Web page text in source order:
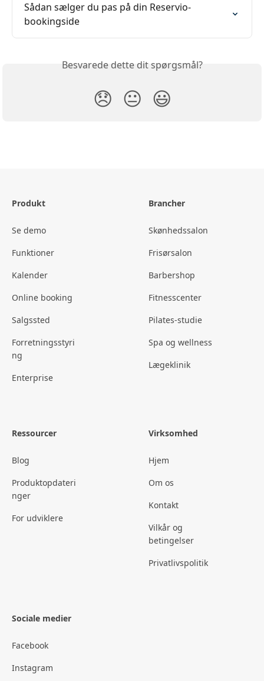
Sådan sælger du pas på din Reservio-
bookingside
Besvarede dette dit spørgsmål?
😞 😐 😃
Produkt
Se demo
Funktioner
Kalender
Online booking
Salgssted
Forretningsstyri
ng
Enterprise
Brancher
Skønhedssalon
Frisørsalon
Barbershop
Fitnesscenter
Pilates-studie
Spa og wellness
Lægeklinik
Ressourcer
Blog
Produktopdateri
nger
For udviklere
Virksomhed
Hjem
Om os
Kontakt
Vilkår og
betingelser
Privatlivspolitik
Sociale medier
Facebook
Instagram